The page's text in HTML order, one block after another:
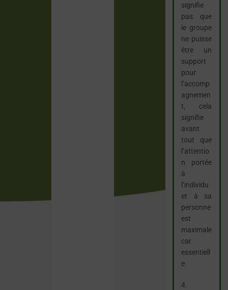
signifie
pas que
le groupe
ne puisse
être un
support
pour
l’accomp
agnemen
t, cela
signifie
avant
tout que
l’attentio
n portée
à
l’individu
et à sa
personne
est
maximale
car
essentiell
e.
4.